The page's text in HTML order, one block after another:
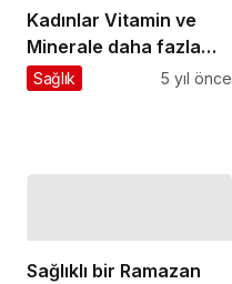
Kadınlar Vitamin ve
Minerale daha fazla
ihtiyaç duyuyor
Sağlık 5 yıl önce
Sağlıklı bir Ramazan